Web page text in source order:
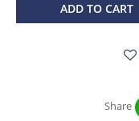
ADD TO CART
Share